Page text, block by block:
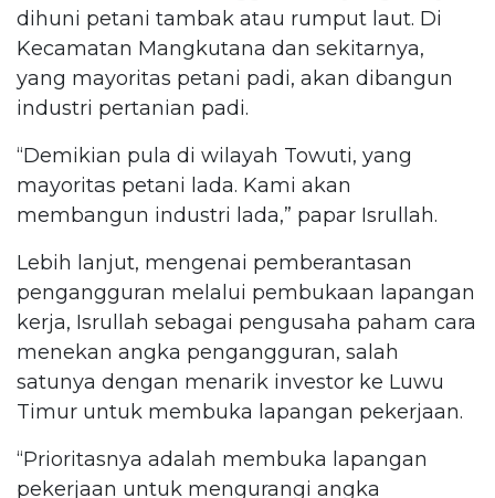
dihuni petani tambak atau rumput laut. Di
Kecamatan Mangkutana dan sekitarnya,
yang mayoritas petani padi, akan dibangun
industri pertanian padi.
“Demikian pula di wilayah Towuti, yang
mayoritas petani lada. Kami akan
membangun industri lada,” papar Isrullah.
Lebih lanjut, mengenai pemberantasan
pengangguran melalui pembukaan lapangan
kerja, Isrullah sebagai pengusaha paham cara
menekan angka pengangguran, salah
satunya dengan menarik investor ke Luwu
Timur untuk membuka lapangan pekerjaan.
“Prioritasnya adalah membuka lapangan
pekerjaan untuk mengurangi angka